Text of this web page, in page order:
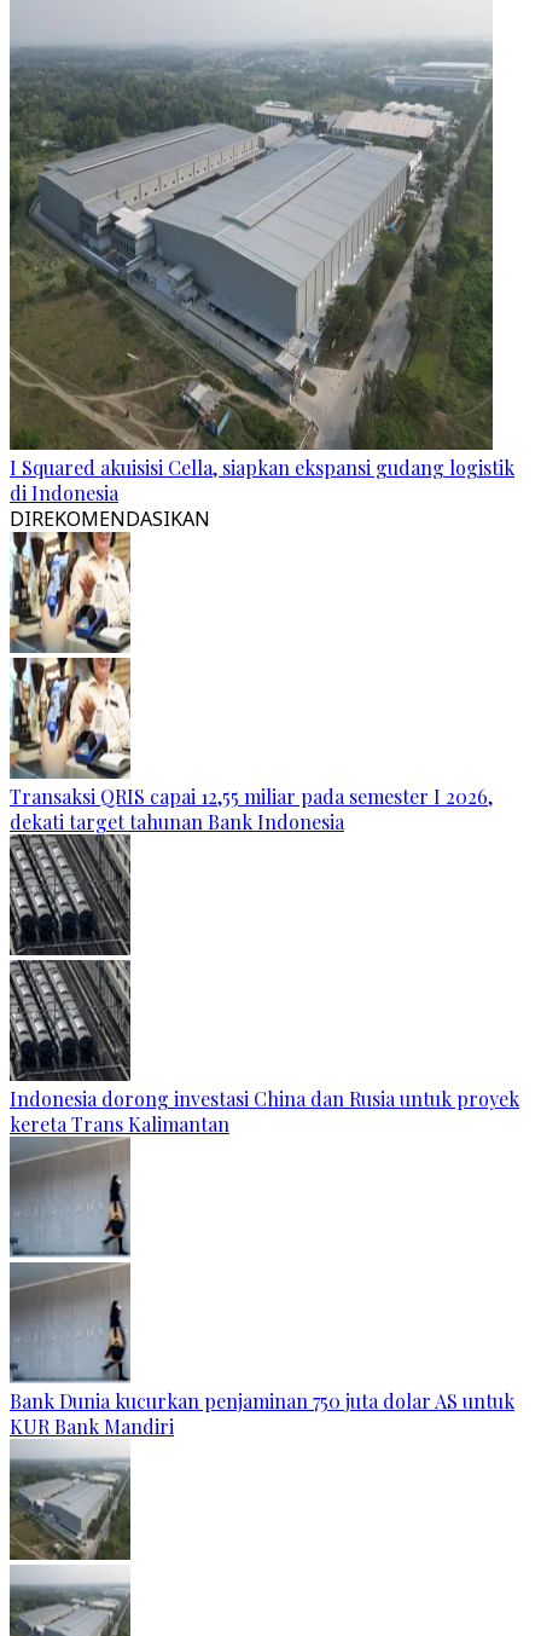
I Squared akuisisi Cella, siapkan ekspansi gudang logistik
di Indonesia
DIREKOMENDASIKAN
Transaksi QRIS capai 12,55 miliar pada semester I 2026,
dekati target tahunan Bank Indonesia
Indonesia dorong investasi China dan Rusia untuk proyek
kereta Trans Kalimantan
Bank Dunia kucurkan penjaminan 750 juta dolar AS untuk
KUR Bank Mandiri